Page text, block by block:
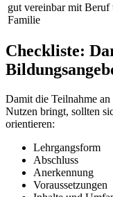
gut vereinbar mit Beruf
Familie
Checkliste:
Damit die Teilnahme
Nutzen bringt, sollten
orientieren:
Lehrgangsform
Abschluss
Anerkennung
Voraussetzungen